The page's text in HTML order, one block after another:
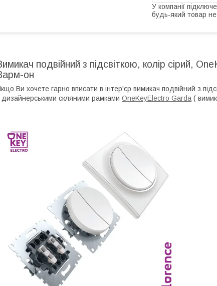
У компанії
будь-який товар
подвійний з підсвіткою, колір сірий,
он
Ви хочете гарно вписати в інтер'єр вимикач подвійний з
дизайнерськими скляними рамками OneKeyElectro Garda (